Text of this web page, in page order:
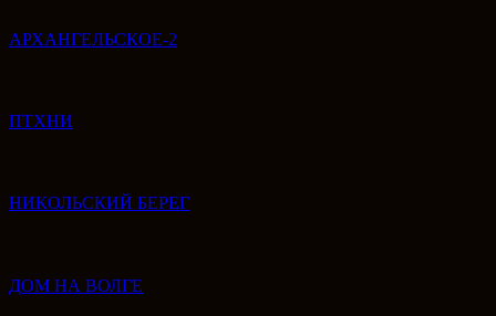
АРХАНГЕЛЬСКОЕ-2
ПТХНИ
НИКОЛЬСКИЙ БЕРЕГ
ДОМ НА ВОЛГЕ